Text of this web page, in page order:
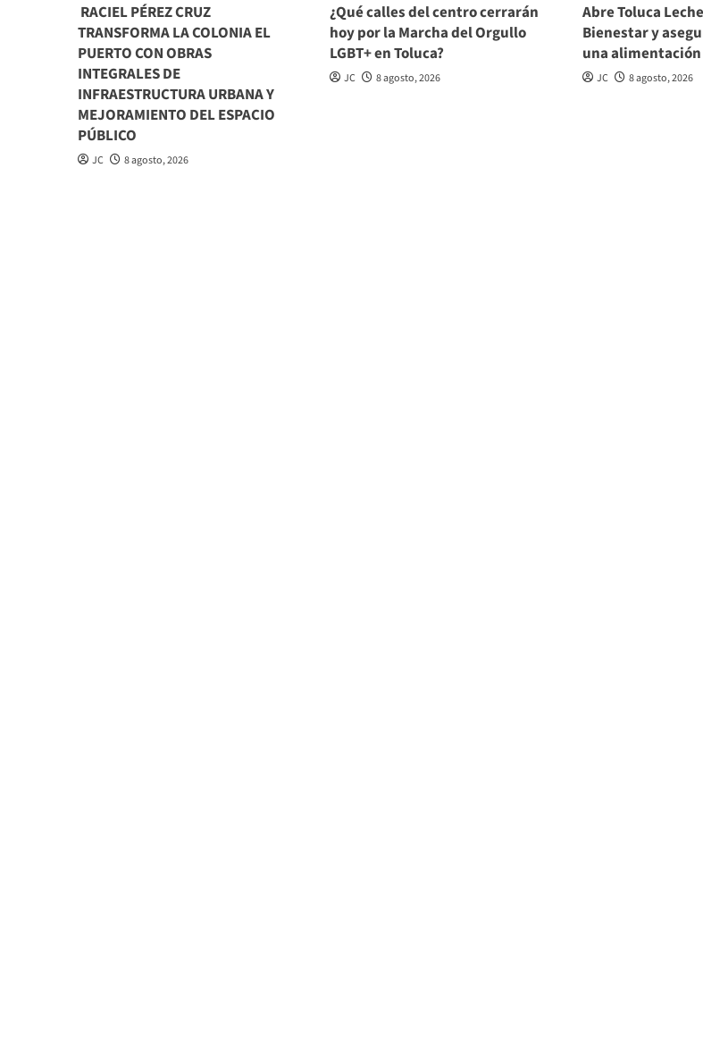
​ RACIEL PÉREZ CRUZ
TRANSFORMA LA COLONIA EL
PUERTO CON OBRAS
INTEGRALES DE
INFRAESTRUCTURA URBANA Y
MEJORAMIENTO DEL ESPACIO
PÚBLICO
JC 8 agosto, 2026
¿Qué calles del centro cerrarán
hoy por la Marcha del Orgullo
LGBT+ en Toluca?
JC 8 agosto, 2026
Abre Toluca
Bienestar y
una
JC 8 agosto, 2026